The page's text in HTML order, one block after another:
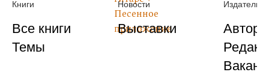
Песенное
приложение
Книги
Все книги
Темы
Новости
Выставки